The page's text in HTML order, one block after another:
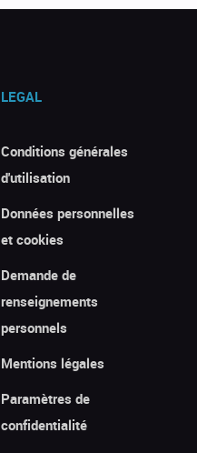
LEGAL
Conditions générales
d'utilisation
Données personnelles
et cookies
Demande de
renseignements
personnels
Mentions légales
Paramètres de
confidentialité